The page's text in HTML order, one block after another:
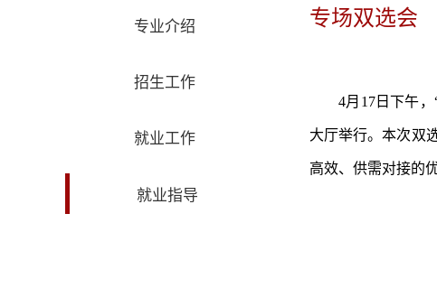
专业介绍
招生工作
就业工作
就业指导
专场双选会
4月17日下午，
大厅举行。本次双
高效、供需对接的